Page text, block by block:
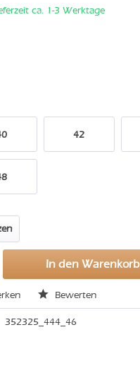
ca. 1-3 Werktage
42
In den Warenkorb
Bewerten
352325_444_46